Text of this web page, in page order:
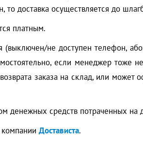
доставка осуществляется до
платным.
не доступен телефон,
если менеджер тоже
заказа на склад, или
денежных средств потраченных на
Достависта.